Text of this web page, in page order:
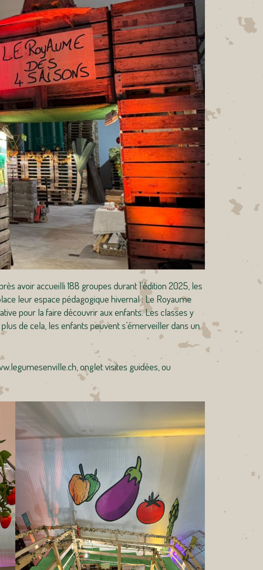
avoir accueilli 188 groupes durant l’édition 2025, les
leur espace pédagogique hivernal : Le Royaume
pour la faire découvrir aux enfants. Les classes y
de cela, les enfants peuvent s’émerveiller dans un
onglet visites guidées, ou